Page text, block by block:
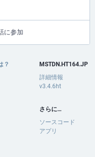
に参加
？
MSTDN.HT164.JP
詳細情報
v3.4.6ht
さらに…
ソースコード
アプリ